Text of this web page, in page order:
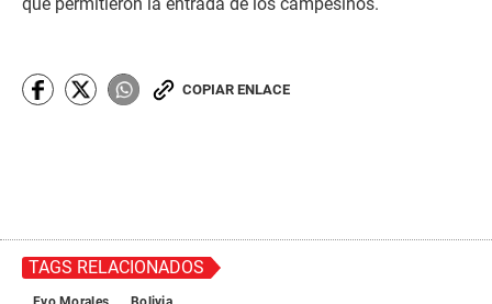
que permitieron la entrada de los campesinos.
COPIAR ENLACE
TAGS RELACIONADOS